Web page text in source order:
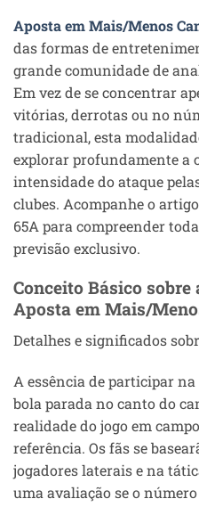
Aposta em Mais/Menos
das formas de
grande comunidade de
Em vez de se concentrar
vitórias, derrotas ou no
tradicional, esta
explorar profundamente a
intensidade do ataque
clubes. Acompanhe o
65A para compreender
previsão exclusivo.
Conceito Básico sobre
Aposta em Mais/
Detalhes e significados
A essência de participar
bola parada no canto do
realidade do jogo em
referência. Os fãs se
jogadores laterais e na
uma avaliação se o